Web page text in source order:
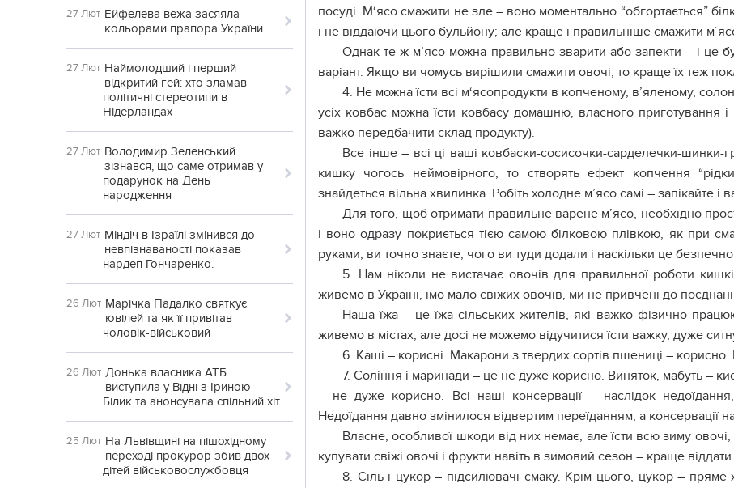
27 Лют Ейфелева вежа засяяла
кольорами прапора України
27 Лют Наймолодший і перший
відкритий гей: хто зламав
політичні стереотипи в
Нідерландах
27 Лют Володимир Зеленський
зізнався, що саме отримав у
подарунок на День
народження
27 Лют Міндіч в Ізраїлі змінився до
невпізнаваності показав
нардеп Гончаренко.
26 Лют Марічка Падалко святкує
ювілей та як її привітав
чоловік-військовий
26 Лют Донька власника АТБ
виступила у Відні з Іриною
Білик та анонсувала спільний хіт
25 Лют На Львівщині на пішохідному
переході прокурор збив двох
дітей військовослужбовця
посуді. М‘ясо смажити не зле – воно моментально “обгортається”
і не віддаючи цього бульйону; але краще і правильніше смажити
Однак те ж м’ясо можна правильно зварити або запекти – і це
варіант. Якщо ви чомусь вирішили смажити овочі, то краще їх теж
4. Не можна їсти всі м‘ясопродукти в копченому, в’яленому,
усіх ковбас можна їсти ковбасу домашню, власного приготування
важко передбачити склад продукту).
Все інше – всі ці ваші ковбаски-сосисочки-сарделечки-
кишку чогось неймовірного, то створять ефект копчення
знайдеться вільна хвилинка. Робіть холодне м’ясо самі – запікайте і
Для того, щоб отримати правильне варене м’ясо, необхідно
і воно одразу покриється тією самою білковою плівкою, як при
руками, ви точно знаєте, чого ви туди додали і наскільки це
5. Нам ніколи не вистачає овочів для правильної роботи
живемо в Україні, їмо мало свіжих овочів, ми не привчені до
Наша їжа – це їжа сільських жителів, які важко фізично
живемо в містах, але досі не можемо відучитися їсти важку, дуже
6. Каші – корисні. Макарони з твердих сортів пшениці –
7. Соління і маринади – це не дуже корисно. Виняток, мабуть –
– не дуже корисно. Всі наші консервації – наслідок
Недоїдання давно змінилося відвертим переїданням, а консервації
Власне, особливої шкоди від них немає, але їсти всю зиму
купувати свіжі овочі і фрукти навіть в зимовий сезон – краще
8. Сіль і цукор – підсилювачі смаку. Крім цього, цукор – пряме